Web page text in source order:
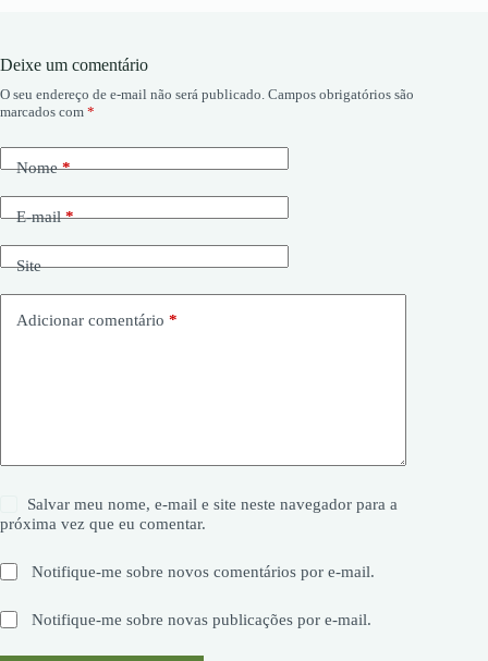
Deixe um comentário
O seu endereço de e-mail não será publicado. Campos obrigatórios são
marcados com *
Nome*
E-mail*
Site
Adicionar comentário *
Salvar meu nome, e-mail e site neste navegador para a
próxima vez que eu comentar.
Notifique-me sobre novos comentários por e-mail.
Notifique-me sobre novas publicações por e-mail.